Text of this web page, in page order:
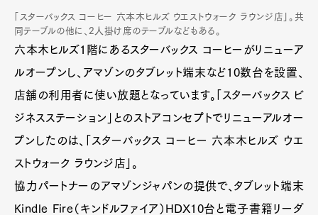
「スターバックス コーヒー 六本木ヒルズ ウエストウォーク ラウンジ店」。共
同テーブルの他に、2人掛け席のテーブルなどもある。
六本木ヒルズ1階にあるスターバックス コーヒーがリニューア
ルオープンし、アマゾンのタブレット端末など10数台を設置、
店舗の利用者に使い放題となっています。「スターバックス ビ
ジネスステーション」とのストアコンセプトでリニューアルオー
プンしたのは、「スターバックス コーヒー 六本木ヒルズ ウエ
ストウォーク ラウンジ店」。
協力パートナーのアマゾンジャパンの提供で、タブレット端末
Kindle Fire（キンドルファイア）HDX10台と電子書籍リーダ